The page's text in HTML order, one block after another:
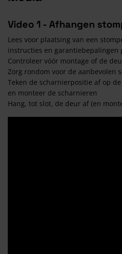
Video 1 - Afhangen
Lees voor plaatsing van een
instructies en garantiebepalingen
Controleer vóór montage of de
Zorg rondom voor de aanbevolen
Teken de scharnierpositie af op
en monteer de scharnieren
Hang, tot slot, de deur af (en